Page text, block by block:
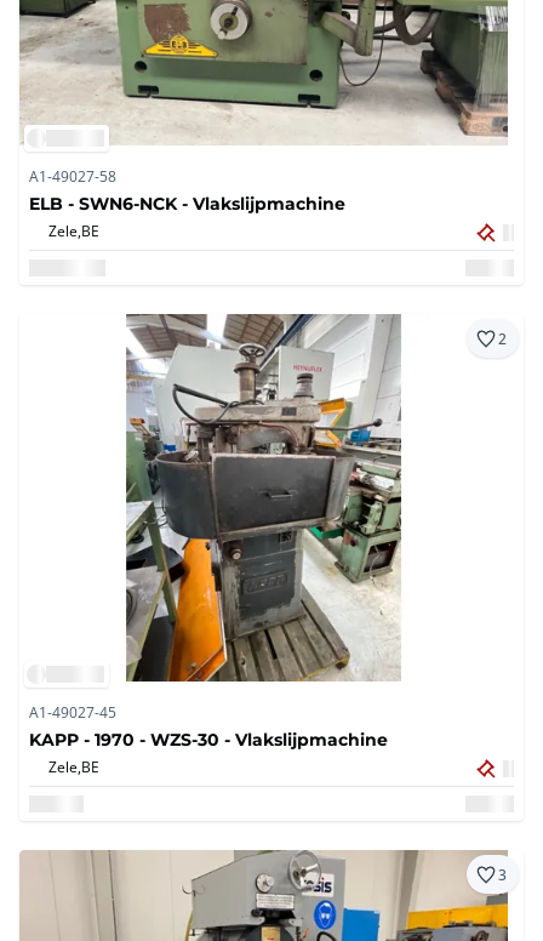
A1-49027-58
ELB - SWN6-NCK - Vlakslijpmachine
Zele,BE
2
A1-49027-45
KAPP - 1970 - WZS-30 - Vlakslijpmachine
Zele,BE
3